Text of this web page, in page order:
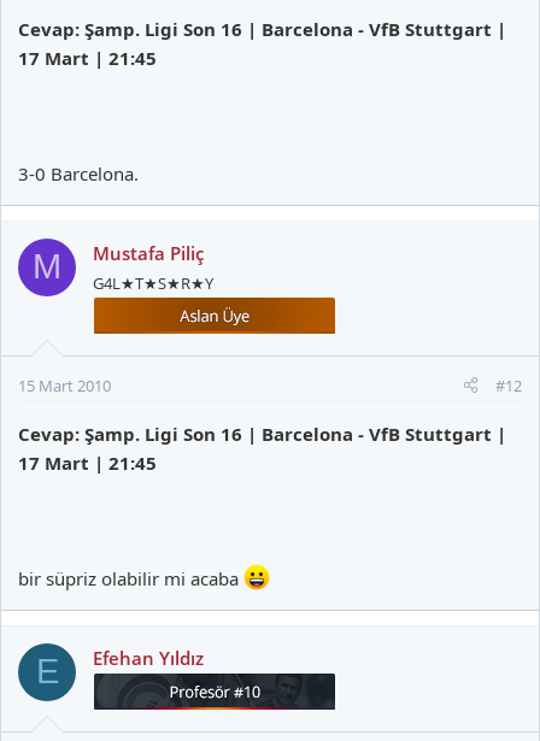
Cevap: Şamp. Ligi Son 16 | Barcelona - VfB Stuttgart |
17 Mart | 21:45
3-0 Barcelona.
M Mustafa Piliç
G4L★T★S★R★Y
15 Mart 2010 #12
Cevap: Şamp. Ligi Son 16 | Barcelona - VfB Stuttgart |
17 Mart | 21:45
bir süpriz olabilir mi acaba
E Efehan Yıldız